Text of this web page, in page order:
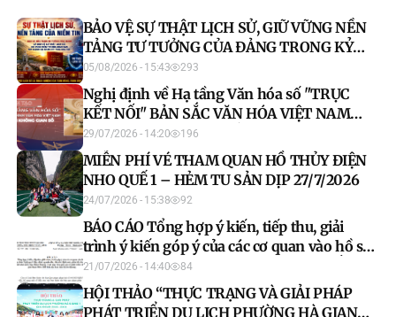
BẢO VỆ SỰ THẬT LỊCH SỬ, GIỮ VỮNG NỀN
TẢNG TƯ TƯỞNG CỦA ĐẢNG TRONG KỶ
NGUYÊN MỚI
05/08/2026 - 15:43 293
Nghị định về Hạ tầng Văn hóa số "TRỤC
KẾT NỐI" BẢN SẮC VĂN HÓA VIỆT NAM
TRÊN MÔI TRƯỜNG SỐ
29/07/2026 - 14:20 196
MIỄN PHÍ VÉ THAM QUAN HỒ THỦY ĐIỆN
NHO QUẾ 1 – HẺM TU SẢN DỊP 27/7/2026
24/07/2026 - 15:38 92
BÁO CÁO Tổng hợp ý kiến, tiếp thu, giải
trình ý kiến góp ý của các cơ quan vào hồ sơ
dự thảo Nghị quyết Quy định nguyên tắc,
tiêu chí, định mức phân bổ vốn ngân sách
nhà nước thực hiện Chương trình mục tiêu
21/07/2026 - 14:40 84
HỘI THẢO “THỰC TRẠNG VÀ GIẢI PHÁP
PHÁT TRIỂN DU LỊCH PHƯỜNG HÀ GIANG